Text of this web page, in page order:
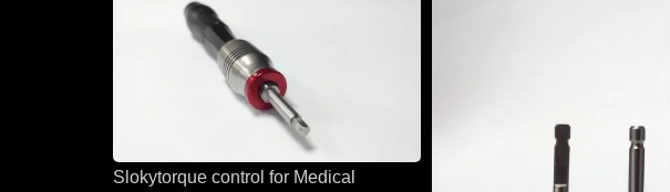
Slokytorque control for Medical